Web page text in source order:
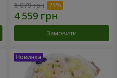
6 079 грн
Замовити